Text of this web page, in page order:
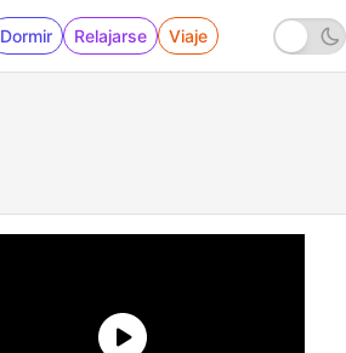
Dormir Relajarse Viaje